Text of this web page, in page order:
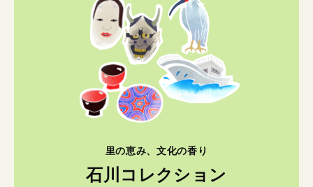
里の恵み、文化の香り
石川コレクション